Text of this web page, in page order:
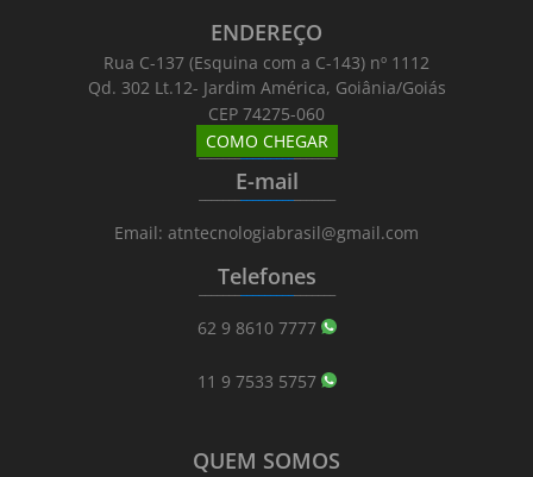
ENDEREÇO
Rua C-137 (Esquina com a C-143) nº 1112
Qd. 302 Lt.12- Jardim América, Goiânia/Goiás
CEP 74275-060
COMO CHEGAR
_______________________
E-mail
_______________________
Email: atntecnologiabrasil@gmail.com
Telefones
_______________________
62 9 8610 7777
11 9 7533 5757
QUEM SOMOS
_______________________